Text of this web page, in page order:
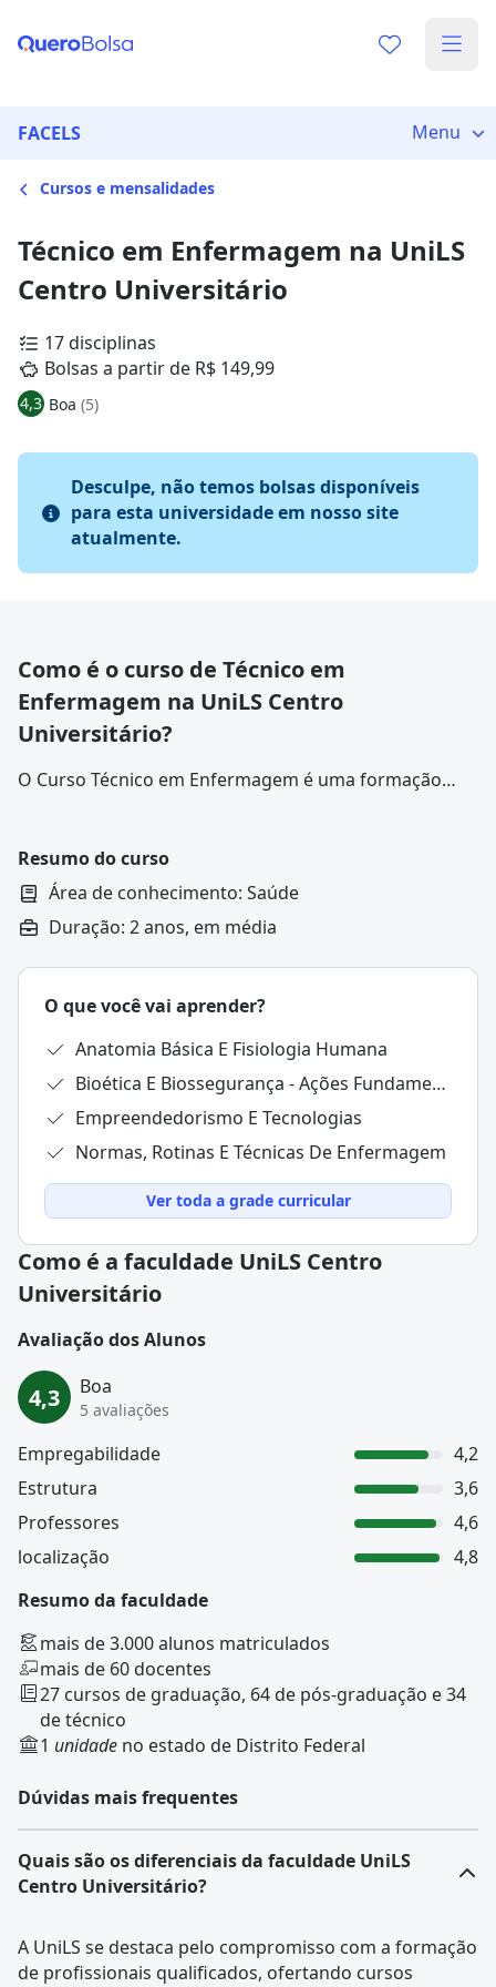
FACELS Menu
Cursos e mensalidades
Técnico em Enfermagem na UniLS
Centro Universitário
17 disciplinas
Bolsas a partir de R$ 149,99
4,3 Boa (5)
Desculpe, não temos bolsas disponíveis
para esta universidade em nosso site
atualmente.
Como é o curso de Técnico em
Enfermagem na UniLS Centro
Universitário?
O Curso Técnico em Enfermagem é uma formação
procedimentos técnicos e suporte ao paciente.
Resumo do curso
Área de conhecimento: Saúde
Duração: 2 anos, em média
O que você vai aprender?
Anatomia Básica E Fisiologia Humana
Bioética E Biossegurança - Ações Fundamentais Para Promoção À Saúde
Empreendedorismo E Tecnologias
Normas, Rotinas E Técnicas De Enfermagem
Ver toda a grade curricular
Como é a faculdade UniLS Centro
Universitário
Avaliação dos Alunos
4,3 Boa
5 avaliações
Empregabilidade
4,2
Estrutura
3,6
Professores
4,6
localização
4,8
Resumo da faculdade
mais de 3.000 alunos matriculados
mais de 60 docentes
27 cursos de graduação, 64 de pós-graduação e 34
de técnico
1 unidade no estado de Distrito Federal
Dúvidas mais frequentes
Quais são os diferenciais da faculdade UniLS
Centro Universitário?
A UniLS se destaca pelo compromisso com a formação
de profissionais qualificados, ofertando cursos